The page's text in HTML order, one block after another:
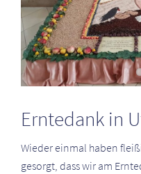
Erntedank in
Wieder einmal haben
gesorgt, dass wir am